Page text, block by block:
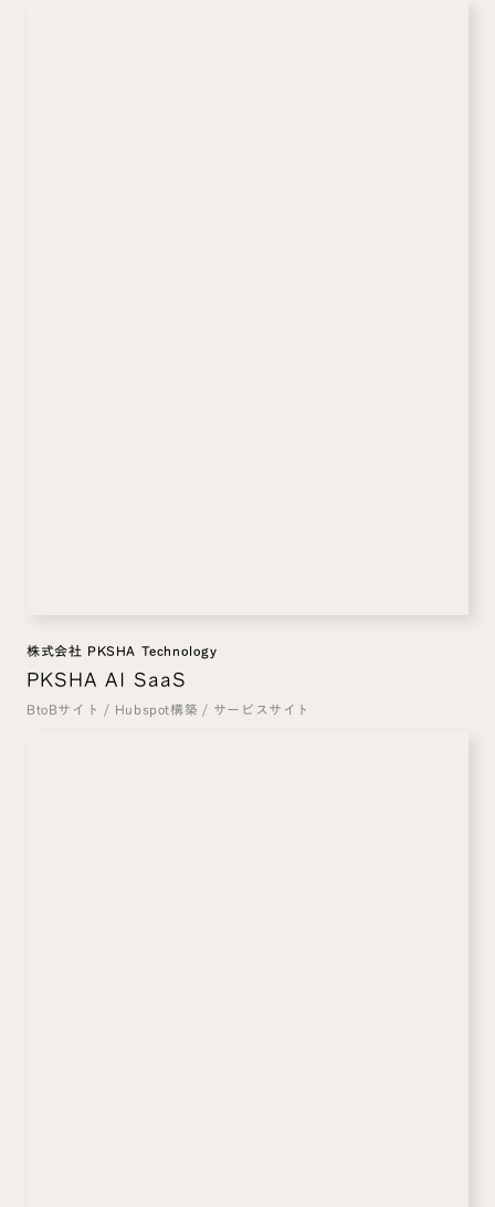
株式会社 PKSHA Technology
PKSHA AI SaaS
BtoBサイト / Hubspot構築 / サービスサイト